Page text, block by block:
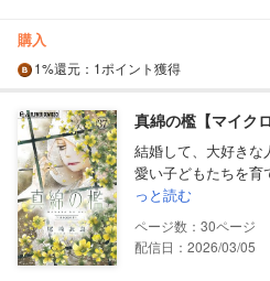
購入
1%還元 ：1ポイント獲得
真綿の檻【マイク
結婚して、大好きな
愛い子どもたちを育
っと読む
30
配信日：2026/03/05